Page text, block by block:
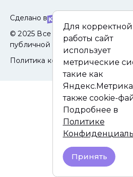
Сделано в
© 2025 Все права защищены.
публичной офертой.
Политика конфиденциальности
Для корректной
работы сайт
использует
метрические
такие как
также cookie-
Подробнее в
Политике
Принять